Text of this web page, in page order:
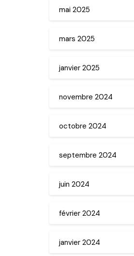
mai 2025
mars 2025
janvier 2025
novembre 2024
octobre 2024
septembre 2024
juin 2024
février 2024
janvier 2024